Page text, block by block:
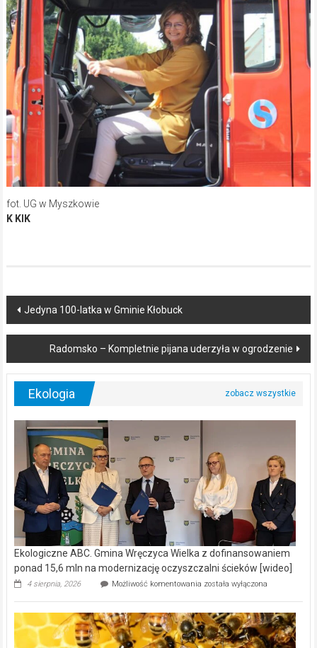
fot. UG w Myszkowie
K KIK
Post
navigation
Jedyna 100-latka w Gminie Kłobuck
Radomsko – Kompletnie pijana uderzyła w ogrodzenie
Ekologia
Ekologiczne ABC. Gmina Wręczyca Wielka z dofinansowaniem
ponad 15,6 mln na modernizację oczyszczalni ścieków [wideo]
4 sierpnia, 2026 Możliwość komentowania Ekologiczne
Wręczyca
Wielka
z
została wyłączona